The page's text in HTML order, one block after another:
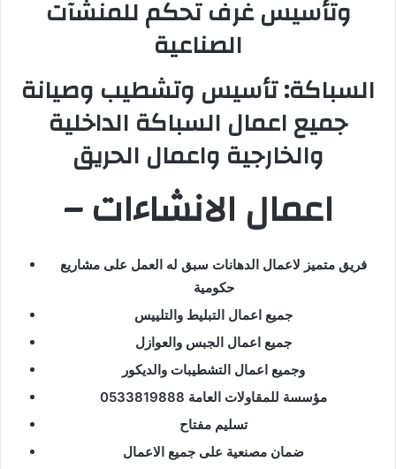
وتأسيس غرف تحكم للمنشآت
الصناعية
السباكة: تأسيس وتشطيب وصيانة
جميع اعمال السباكة الداخلية
والخارجية واعمال الحريق
– اعمال الانشاءات
فريق متميز لاعمال الدهانات سبق له العمل على مشاريع
حكومية
جميع اعمال التبليط والتلييس
جميع اعمال الجبس والعوازل
وجميع اعمال التشطيبات والديكور
مؤسسة للمقاولات العامة 0533819888
تسليم مفتاح
ضمان مصنعية على جميع الاعمال